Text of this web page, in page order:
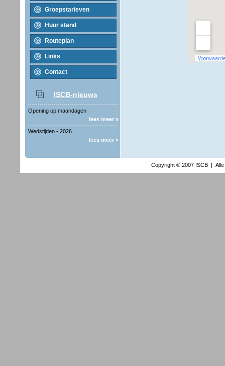
Groepstarieven
Huur stand
Routeplan
Links
Contact
ISCB-nieuws
Opening op maandagen
lees meer »
Wedstijden - 2026
lees meer »
Copyright © 2007 ISCB |